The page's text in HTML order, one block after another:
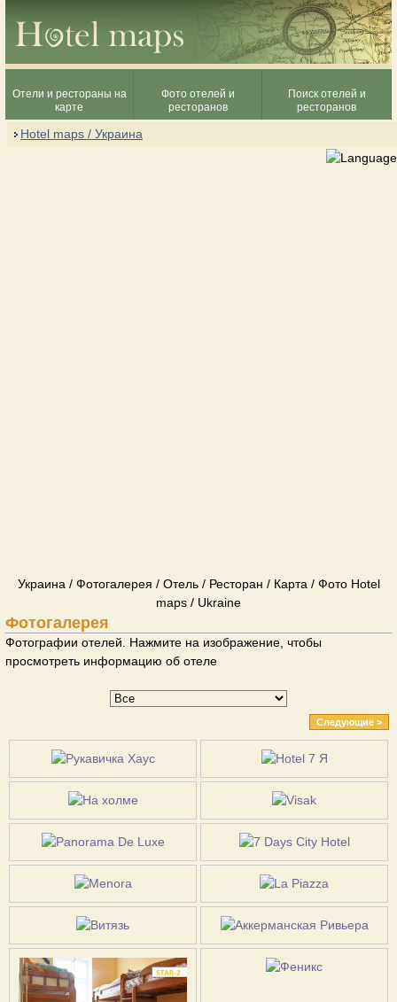
Отели и рестораны на
карте
Фото отелей и
ресторанов
Поиск отелей и
ресторанов
Hotel maps / Украина
Украина / Фотогалерея / Отель / Ресторан / Карта / Фото Hotel
maps / Ukraine
Фотогалерея
Фотографии отелей. Нажмите на изображение, чтобы
просмотреть информацию об отеле
Следующие >